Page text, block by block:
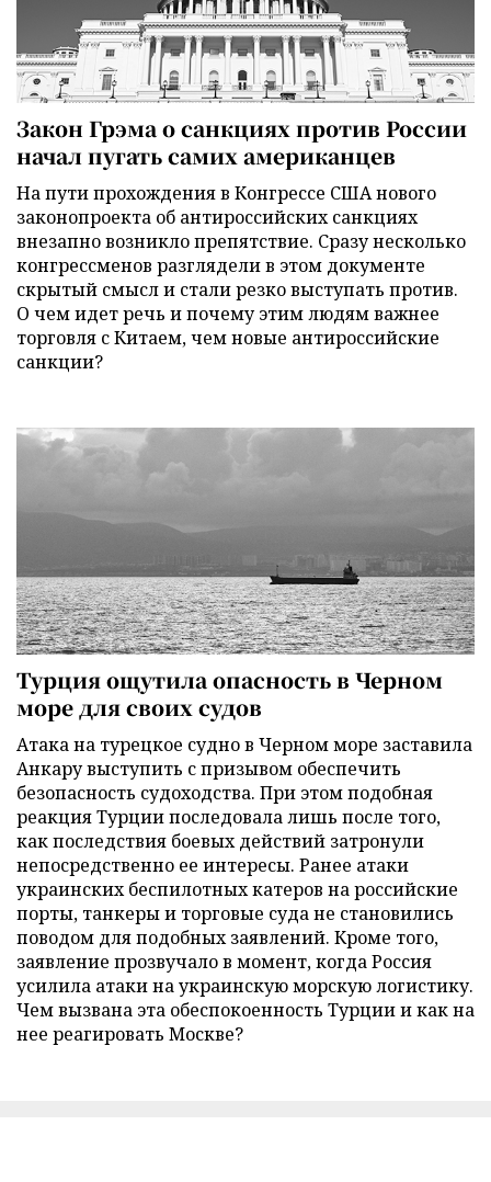
Закон Грэма о санкциях против России
начал пугать самих американцев
На пути прохождения в Конгрессе США нового
законопроекта об антироссийских санкциях
внезапно возникло препятствие. Сразу несколько
конгрессменов разглядели в этом документе
скрытый смысл и стали резко выступать против.
О чем идет речь и почему этим людям важнее
торговля с Китаем, чем новые антироссийские
санкции?
Турция ощутила опасность в Черном
море для своих судов
Атака на турецкое судно в Черном море заставила
Анкару выступить с призывом обеспечить
безопасность судоходства. При этом подобная
реакция Турции последовала лишь после того,
как последствия боевых действий затронули
непосредственно ее интересы. Ранее атаки
украинских беспилотных катеров на российские
порты, танкеры и торговые суда не становились
поводом для подобных заявлений. Кроме того,
заявление прозвучало в момент, когда Россия
усилила атаки на украинскую морскую логистику.
Чем вызвана эта обеспокоенность Турции и как на
нее реагировать Москве?